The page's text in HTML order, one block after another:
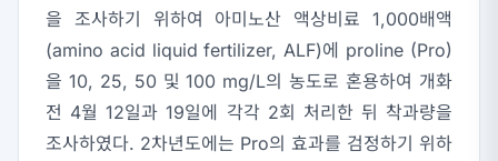
을 조사하기 위하여 아미노산 액상비료 1,000배액
(amino acid liquid fertilizer, ALF)에 proline (Pro)
을 10, 25, 50 및 100 mg/L의 농도로 혼용하여 개화
전 4월 12일과 19일에 각각 2회 처리한 뒤 착과량을
조사하였다. 2차년도에는 Pro의 효과를 검정하기 위하